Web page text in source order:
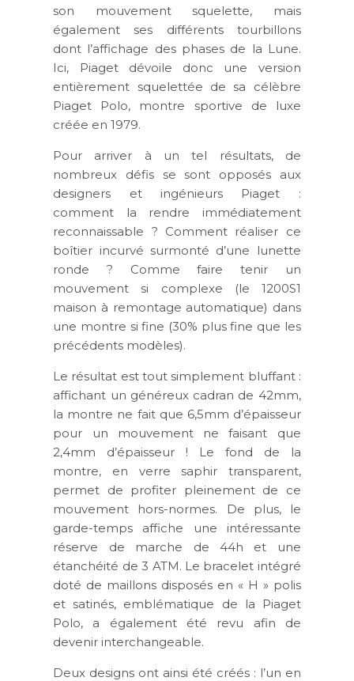
son mouvement squelette, mais
également ses différents tourbillons
dont l’affichage des phases de la Lune.
Ici, Piaget dévoile donc une version
entièrement squelettée de sa célèbre
Piaget Polo, montre sportive de luxe
créée en 1979.
Pour arriver à un tel résultats, de
nombreux défis se sont opposés aux
designers et ingénieurs Piaget :
comment la rendre immédiatement
reconnaissable ? Comment réaliser ce
boîtier incurvé surmonté d’une lunette
ronde ? Comme faire tenir un
mouvement si complexe (le 1200S1
maison à remontage automatique) dans
une montre si fine (30% plus fine que les
précédents modèles).
Le résultat est tout simplement bluffant :
affichant un généreux cadran de 42mm,
la montre ne fait que 6,5mm d’épaisseur
pour un mouvement ne faisant que
2,4mm d’épaisseur ! Le fond de la
montre, en verre saphir transparent,
permet de profiter pleinement de ce
mouvement hors-normes. De plus, le
garde-temps affiche une intéressante
réserve de marche de 44h et une
étanchéité de 3 ATM. Le bracelet intégré
doté de maillons disposés en « H » polis
et satinés, emblématique de la Piaget
Polo, a également été revu afin de
devenir interchangeable.
Deux designs ont ainsi été créés : l’un en